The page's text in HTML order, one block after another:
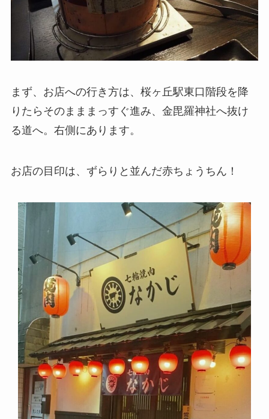
まず、お店への行き方は、桜ヶ丘駅東口階段を降
りたらそのまままっすぐ進み、金毘羅神社へ抜け
る道へ。右側にあります。
お店の目印は、ずらりと並んだ赤ちょうちん！